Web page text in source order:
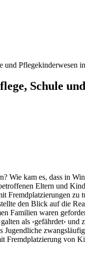
Pflegekinderwesen
Schule
kam es, dass in
Eltern und
den Blick auf die
Familien waren
als ‹gefährdet›
Fremdplatzierung von